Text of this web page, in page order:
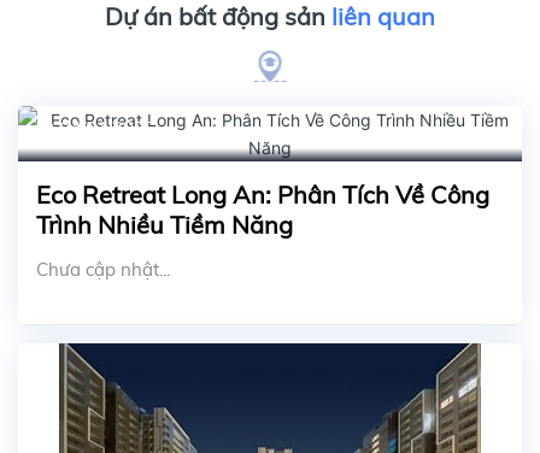
Dự án bất động sản liên quan
04/01/2025
Eco Retreat Long An: Phân Tích Về Công
Trình Nhiều Tiềm Năng
Chưa cập nhật...